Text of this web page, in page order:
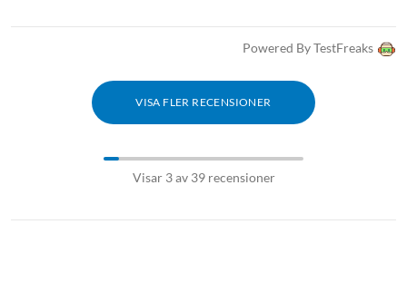
Powered By TestFreaks
VISA FLER RECENSIONER
Visar 3 av 39 recensioner